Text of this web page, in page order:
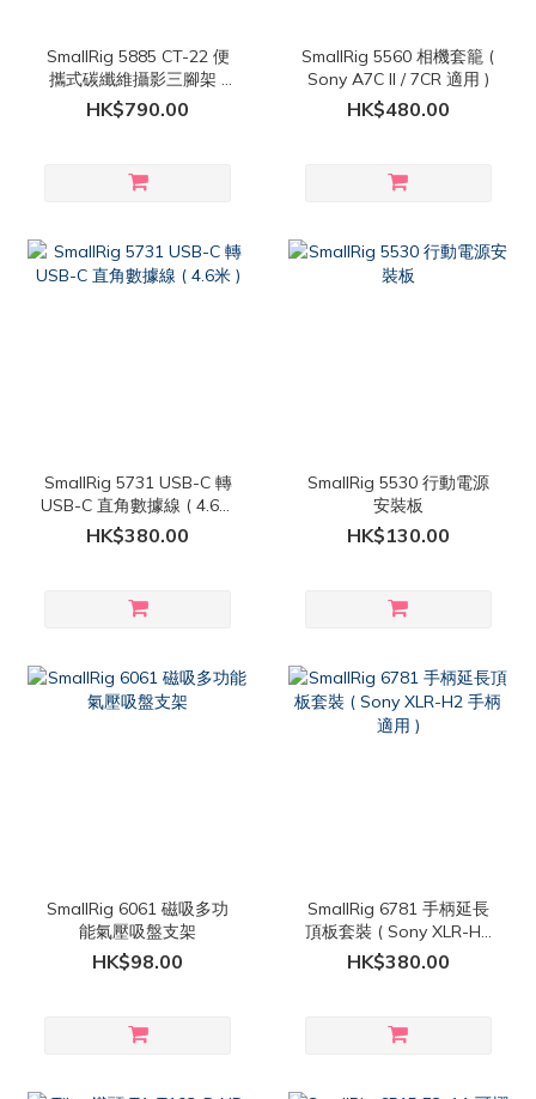
SmallRig 5885 CT-22 便
攜式碳纖維攝影三腳架 (
運動相機 適用 )
HK$790.00
SmallRig 5560 相機套籠 (
Sony A7C II / 7CR 適用 )
HK$480.00
SmallRig 5731 USB-C 轉
USB-C 直角數據線 ( 4.6米
)
HK$380.00
SmallRig 5530 行動電源
安裝板
HK$130.00
SmallRig 6061 磁吸多功
能氣壓吸盤支架
HK$98.00
SmallRig 6781 手柄延長
頂板套裝 ( Sony XLR-H2
手柄 適用 )
HK$380.00